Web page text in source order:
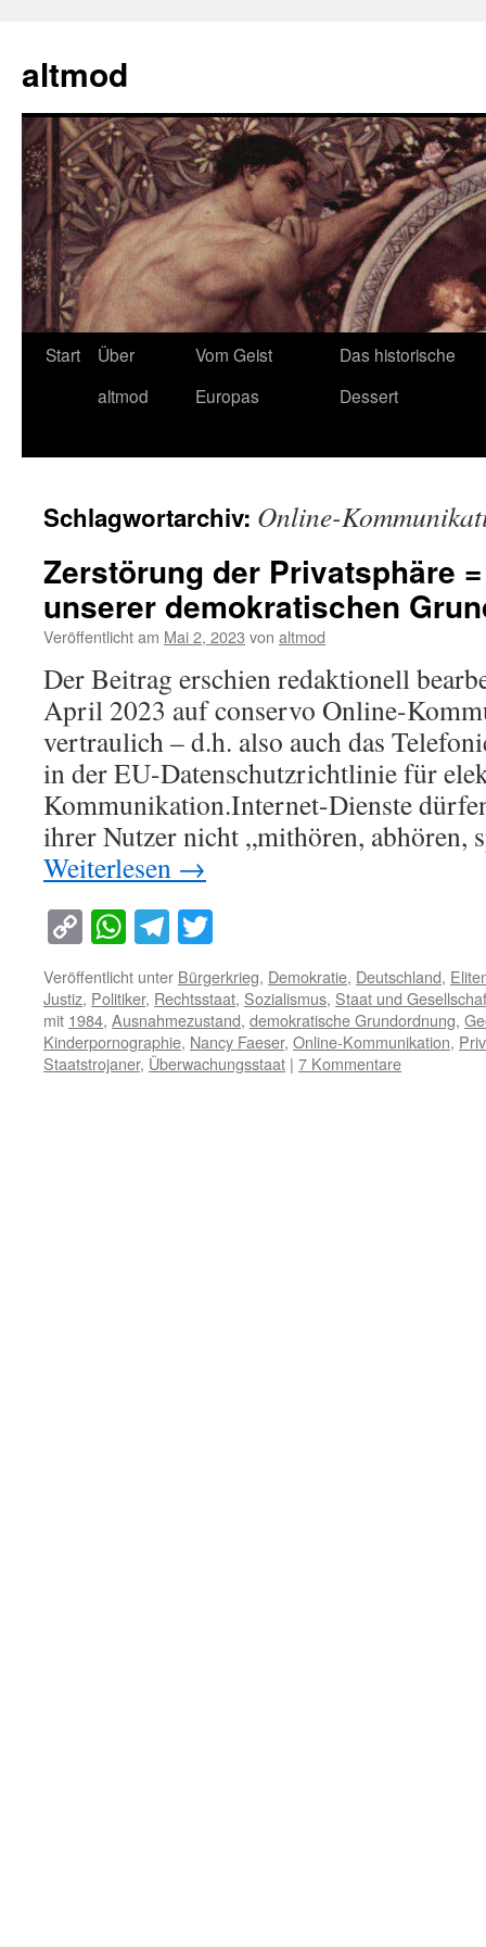
springen
altmod
Start
Über
altmod
Vom Geist
Europas
Das historische
Dessert
Schlagwortarchiv: Online-
Zerstörung der Privatsphäre
unserer demokratischen
Veröffentlicht am Mai 2, 2023 von altmod
Der Beitrag erschien redaktionell
April 2023 auf conservo Online-
vertraulich – d.h. also auch das
in der EU-Datenschutzrichtlinie für
Kommunikation.Internet-Dienste
ihrer Nutzer nicht „mithören, abhören,
Weiterlesen →
Copy
Link
WhatsApp
Telegram
Veröffentlicht unter Bürgerkrieg, Demokratie, Deutschland,
Justiz, Politiker, Rechtsstaat, Sozialismus, Staat und
mit 1984, Ausnahmezustand, demokratische Grundordnung,
Kinderpornographie, Nancy Faeser, Online-Kommunikation,
Staatstrojaner, Überwachungsstaat | 7 Kommentare